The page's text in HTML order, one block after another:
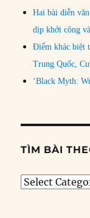
Hai bài diễn
dịp khởi công
Điểm khác biệt
Trung Quốc,
‘Black Myth:
TÌM BÀI
Tìm